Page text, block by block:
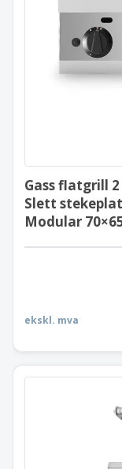
Gass flatgrill
Slett
Modular
ekskl. mva